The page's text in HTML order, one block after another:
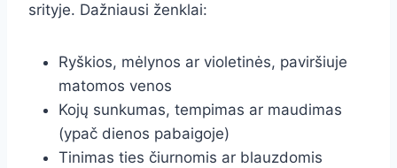
srityje. Dažniausi ženklai:
Ryškios, mėlynos ar violetinės, paviršiuje
matomos venos
Kojų sunkumas, tempimas ar maudimas
(ypač dienos pabaigoje)
Tinimas ties čiurnomis ar blauzdomis